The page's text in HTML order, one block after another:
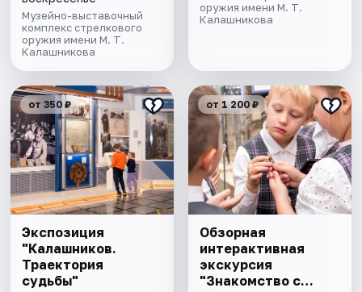
Музейно-выставочный
комплекс стрелкового
оружия имени М. Т.
Калашникова
оружия имени М. Т.
Калашникова
от 350 ₽
Экспозиция
"Калашников.
Траектория
судьбы"
от 1 200 ₽
Обзорная
интерактивная
экскурсия
"Знакомство с